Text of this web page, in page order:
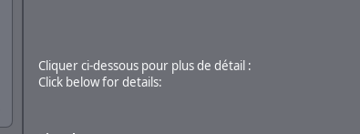
Cliquer ci-dessous pour plus de détail :
Click below for details: